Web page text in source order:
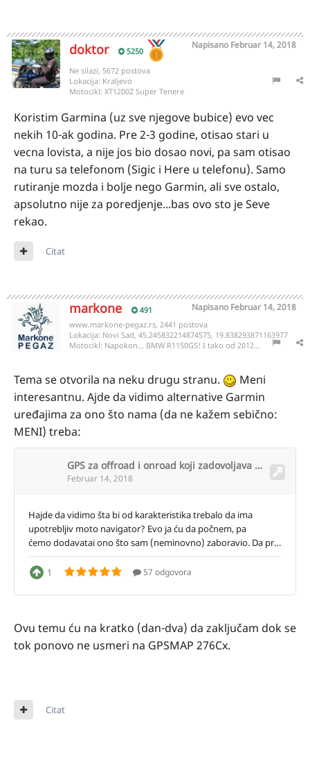
doktor 5250
Napisano Februar 14, 2018
Ne silazi, 5672 postova
Lokacija: Kraljevo
Motocikl: XT1200Z Super Tenere
Koristim Garmina (uz sve njegove bubice) evo vec
nekih 10-ak godina. Pre 2-3 godine, otisao stari u
vecna lovista, a nije jos bio dosao novi, pa sam otisao
na turu sa telefonom (Sigic i Here u telefonu). Samo
rutiranje mozda i bolje nego Garmin, ali sve ostalo,
apsolutno nije za poredjenje...bas ovo sto je Seve
rekao.
Citat
markone 491 Napisano Februar 14, 2018
www.markone-pegaz.rs, 2441 postova
Lokacija: Novi Sad, 45.245832214874575, 19.838293871163977
Motocikl: Napokon... BMW R1150GS! I tako od 2012...
Tema se otvorila na neku drugu stranu.
Meni
interesantnu. Ajde da vidimo alternative Garmin
uređajima za ono što nama (da ne kažem sebično:
MENI) treba:
Ovu temu ću na kratko (dan-dva) da zaključam dok se
tok ponovo ne usmeri na GPSMAP 276Cx.
Citat